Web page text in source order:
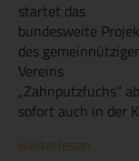
startet das
bundesweite
des
Vereins
„Zahnputzfuchs“ ab
sofort auch in der
weiterlesen